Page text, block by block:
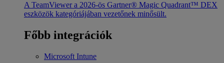
A TeamViewer a 2026-ös Gartner® Magic Quadrant™ DEX
eszközök kategóriájában vezetőnek minősült.
Főbb integrációk
Microsoft Intune